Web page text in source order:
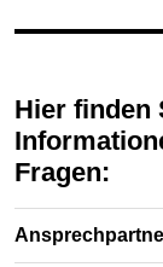
Hier finden Sie Antworten und
Fragen: